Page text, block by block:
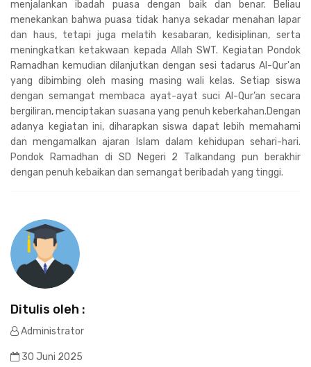
menjalankan ibadah puasa dengan baik dan benar. Beliau
menekankan bahwa puasa tidak hanya sekadar menahan lapar
dan haus, tetapi juga melatih kesabaran, kedisiplinan, serta
meningkatkan ketakwaan kepada Allah SWT. Kegiatan Pondok
Ramadhan kemudian dilanjutkan dengan sesi tadarus Al-Qur'an
yang dibimbing oleh masing masing wali kelas. Setiap siswa
dengan semangat membaca ayat-ayat suci Al-Qur’an secara
bergiliran, menciptakan suasana yang penuh keberkahan.Dengan
adanya kegiatan ini, diharapkan siswa dapat lebih memahami
dan mengamalkan ajaran Islam dalam kehidupan sehari-hari.
Pondok Ramadhan di SD Negeri 2 Talkandang pun berakhir
dengan penuh kebaikan dan semangat beribadah yang tinggi.
Ditulis oleh :
Administrator
30 Juni 2025